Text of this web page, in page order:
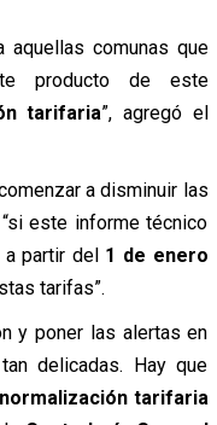
aquellas comunas que
producto de este
tarifaria”, agregó el
a disminuir las
este informe técnico
a partir del 1 de enero
tarifas”.
y poner las alertas en
delicadas. Hay que
tarifaria